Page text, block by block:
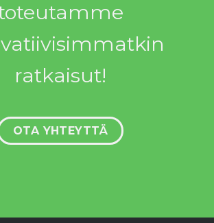
ratkaisut!
OTA YHTEYTTÄ